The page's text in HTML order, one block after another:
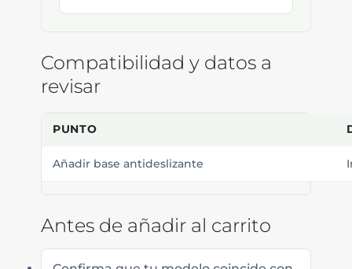
Compatibilidad y datos a
revisar
PUNTO
Añadir base antideslizante
Antes de añadir al carrito